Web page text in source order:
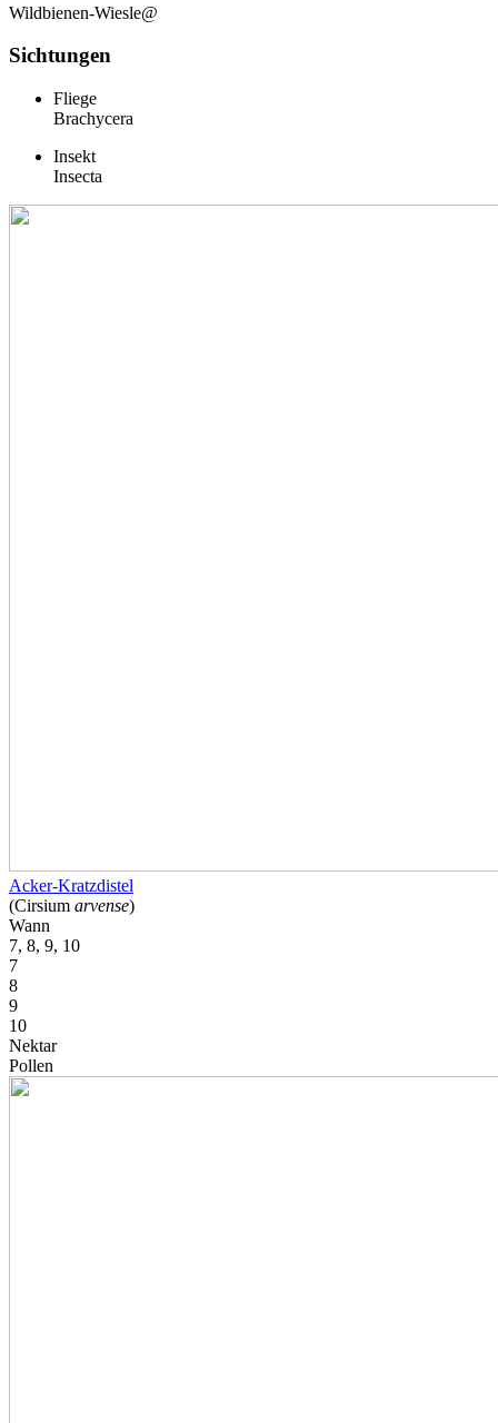
Wildbienen-Wiesle@
Sichtungen
Fliege
Brachycera
Insekt
Insecta
Acker-Kratzdistel
(Cirsium arvense)
Wann
7, 8, 9, 10
7
8
9
10
Nektar
Pollen